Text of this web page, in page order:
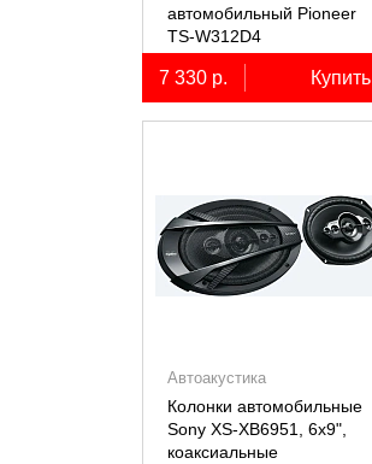
автомобильный Pioneer
TS-W312D4
7 330 р. Купить
Автоакустика
Колонки автомобильные
Sony XS-XB6951, 6х9",
коаксиальные